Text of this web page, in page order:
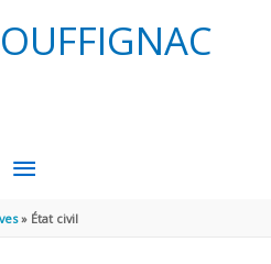
MENU
PRINCIPAL
État civil